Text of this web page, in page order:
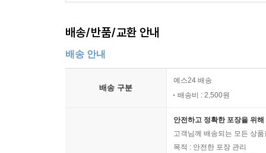
배송/반품/교환 안내
배송 안내
배송 구분
예스24 배송
배송비 : 2,500원
안전하고 정확한 포장을 위
고객님께 배송되는 모든 상
목적 : 안전한 포장 관리